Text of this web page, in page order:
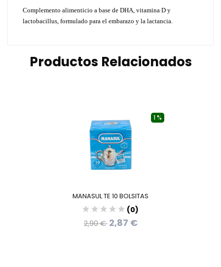
Complemento alimenticio a base de DHA, vitamina D y
lactobacillus, formulado para el embarazo y la lactancia.
Productos Relacionados
1 %
MANASUL TE 10 BOLSITAS
(0)
2,90 €2,87 €